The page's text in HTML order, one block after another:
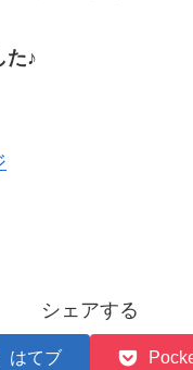
た♪
シェアする
はてブ